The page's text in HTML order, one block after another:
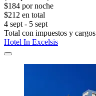
$184 por noche
$212 en total
4 sept - 5 sept
Total con impuestos y cargos
Hotel In Excelsis